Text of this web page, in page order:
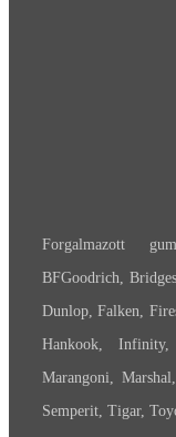
Forgalmazott
BFGoodrich,
Dunlop, Falken,
Hankook,
Marangoni,
Semperit, Tigar,